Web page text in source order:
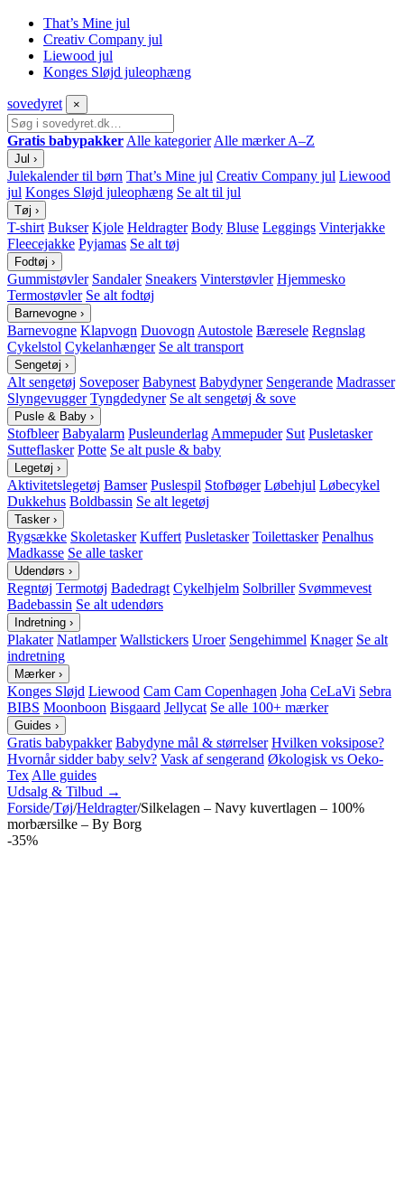
That’s Mine jul
Creativ Company jul
Liewood jul
Konges Sløjd juleophæng
sovedyret ×
Gratis babypakker Alle kategorier Alle mærker A–Z
Jul ›
Julekalender til børn That’s Mine jul Creativ Company jul Liewood
jul Konges Sløjd juleophæng Se alt til jul
Tøj ›
T-shirt Bukser Kjole Heldragter Body Bluse Leggings Vinterjakke
Fleecejakke Pyjamas Se alt tøj
Fodtøj ›
Gummistøvler Sandaler Sneakers Vinterstøvler Hjemmesko
Termostøvler Se alt fodtøj
Barnevogne ›
Barnevogne Klapvogn Duovogn Autostole Bæresele Regnslag
Cykelstol Cykelanhænger Se alt transport
Sengetøj ›
Alt sengetøj Soveposer Babynest Babydyner Sengerande Madrasser
Slyngevugger Tyngdedyner Se alt sengetøj & sove
Pusle & Baby ›
Stofbleer Babyalarm Pusleunderlag Ammepuder Sut Pusletasker
Sutteflasker Potte Se alt pusle & baby
Legetøj ›
Aktivitetslegetøj Bamser Puslespil Stofbøger Løbehjul Løbecykel
Dukkehus Boldbassin Se alt legetøj
Tasker ›
Rygsække Skoletasker Kuffert Pusletasker Toilettasker Penalhus
Madkasse Se alle tasker
Udendørs ›
Regntøj Termotøj Badedragt Cykelhjelm Solbriller Svømmevest
Badebassin Se alt udendørs
Indretning ›
Plakater Natlamper Wallstickers Uroer Sengehimmel Knager Se alt
indretning
Mærker ›
Konges Sløjd Liewood Cam Cam Copenhagen Joha CeLaVi Sebra
BIBS Moonboon Bisgaard Jellycat Se alle 100+ mærker
Guides ›
Gratis babypakker Babydyne mål & størrelser Hvilken voksipose?
Hvornår sidder baby selv? Vask af sengerand Økologisk vs Oeko-
Tex Alle guides
Udsalg & Tilbud →
Forside/Tøj/Heldragter/Silkelagen – Navy kuvertlagen – 100%
morbærsilke – By Borg
-35%